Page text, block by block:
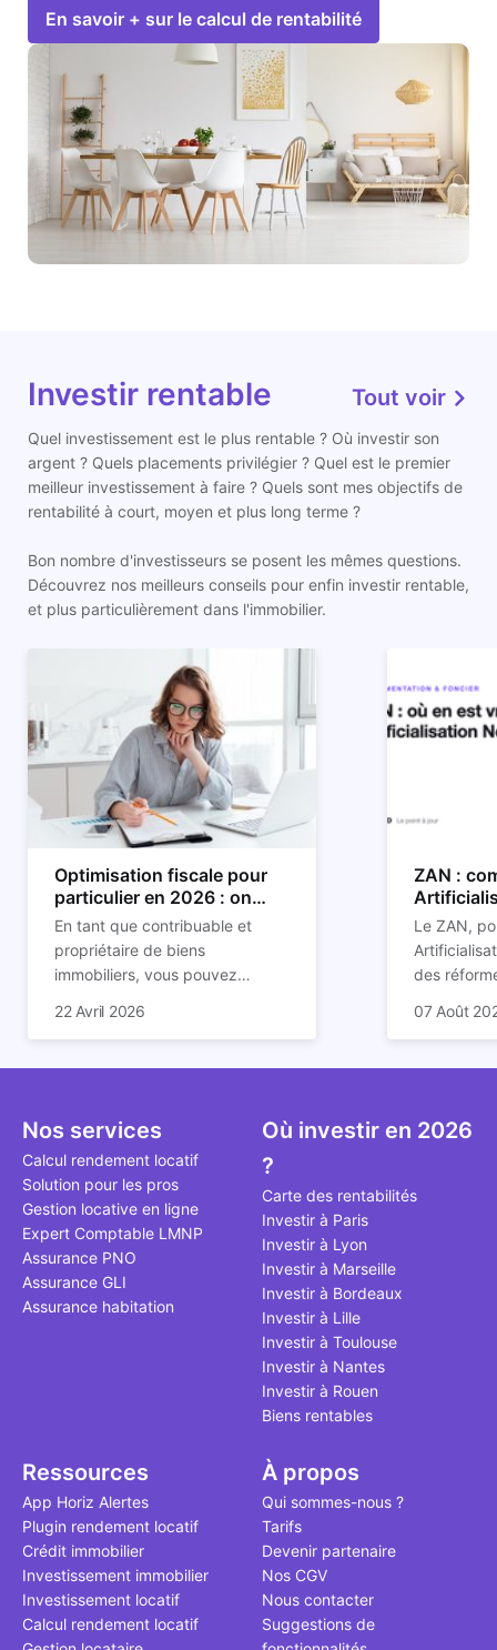
En savoir + sur le calcul de rentabilité
Investir rentable Tout voir
Quel investissement est le plus rentable ? Où investir son
argent ? Quels placements privilégier ? Quel est le premier
meilleur investissement à faire ? Quels sont mes objectifs de
rentabilité à court, moyen et plus long terme ?
Bon nombre d'investisseurs se posent les mêmes questions.
Découvrez nos meilleurs conseils pour enfin investir rentable,
et plus particulièrement dans l'immobilier.
Optimisation fiscale pour
particulier en 2026 : on
vous explique tout
En tant que contribuable et
propriétaire de biens
immobiliers, vous pouvez
imposition en optimisant votre
nombreuses méthodes légales
toutes les explications dans
notre article.
22 Avril 2026
ZAN :
son
Le ZAN,
des
des
et de la
bâtis.
plus mal
bien que
décrivent
le point à
07 Août
Nos services
Calcul rendement locatif
Solution pour les pros
Gestion locative en ligne
Expert Comptable LMNP
Assurance PNO
Assurance GLI
Assurance habitation
Où investir en 2026
?
Carte des rentabilités
Investir à Paris
Investir à Lyon
Investir à Marseille
Investir à Bordeaux
Investir à Lille
Investir à Toulouse
Investir à Nantes
Investir à Rouen
Biens rentables
Ressources
App Horiz Alertes
Plugin rendement locatif
Crédit immobilier
Investissement immobilier
Investissement locatif
Calcul rendement locatif
À propos
Qui sommes-nous ?
Tarifs
Devenir partenaire
Nos CGV
Nous contacter
Suggestions de